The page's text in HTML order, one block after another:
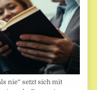
nie“ setzt sich mit